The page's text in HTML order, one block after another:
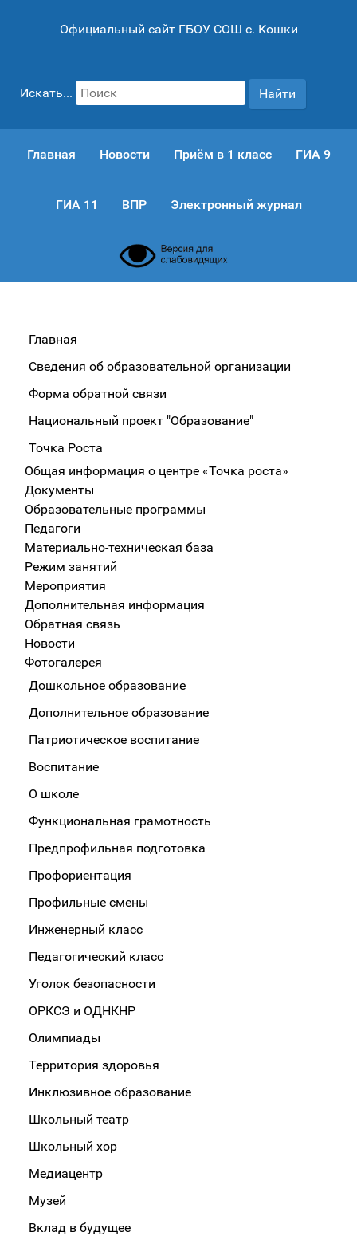
Официальный сайт ГБОУ СОШ с. Кошки
Искать... Найти
Главная Новости Приём в 1 класс ГИА 9
ГИА 11 ВПР Электронный журнал
Главная
Сведения об образовательной организации
Форма обратной связи
Национальный проект "Образование"
Точка Роста
Общая информация о центре «Точка роста»
Документы
Образовательные программы
Педагоги
Материально-техническая база
Режим занятий
Мероприятия
Дополнительная информация
Обратная связь
Новости
Фотогалерея
Дошкольное образование
Дополнительное образование
Патриотическое воспитание
Воспитание
О школе
Функциональная грамотность
Предпрофильная подготовка
Профориентация
Профильные смены
Инженерный класс
Педагогический класс
Уголок безопасности
ОРКСЭ и ОДНКНР
Олимпиады
Территория здоровья
Инклюзивное образование
Школьный театр
Школьный хор
Медиацентр
Музей
Вклад в будущее